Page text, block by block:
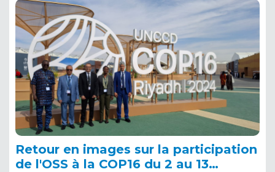
Retour en images sur la participation
de l'OSS à la COP16 du 2 au 13